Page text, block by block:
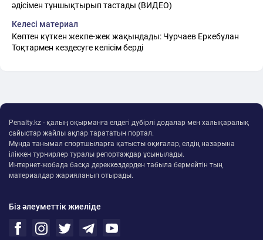
әдісімен тұншықтырып тастады (ВИДЕО)
Келесі материал
Көптен күткен жекпе-жек жақындады: Чурчаев Еркебұлан
Тоқтармен кездесуге келісім берді
Penalty.kz - қалың оқырманға елдегі дүбірлі додалар мен халықаралық
сайыстар жайлы ақпар тарататын портал.
Мұнда танымал спортшыларға қатысты оқиғалар, елдің назарына
іліккен турнирлер туралы репортаждар ұсынылады.
Интернет-жобада басқа дереккөздерден табыла бермейтін тың
материалдар жарияланып отырады.
Біз әлеуметтік жиеліде